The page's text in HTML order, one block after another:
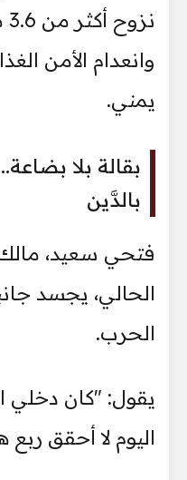
يمني.
بقالة بلا
بالدَّين
فتحي سعيد،
الحالي، يجسد
الحرب.
اليوم لا أحقق ربع